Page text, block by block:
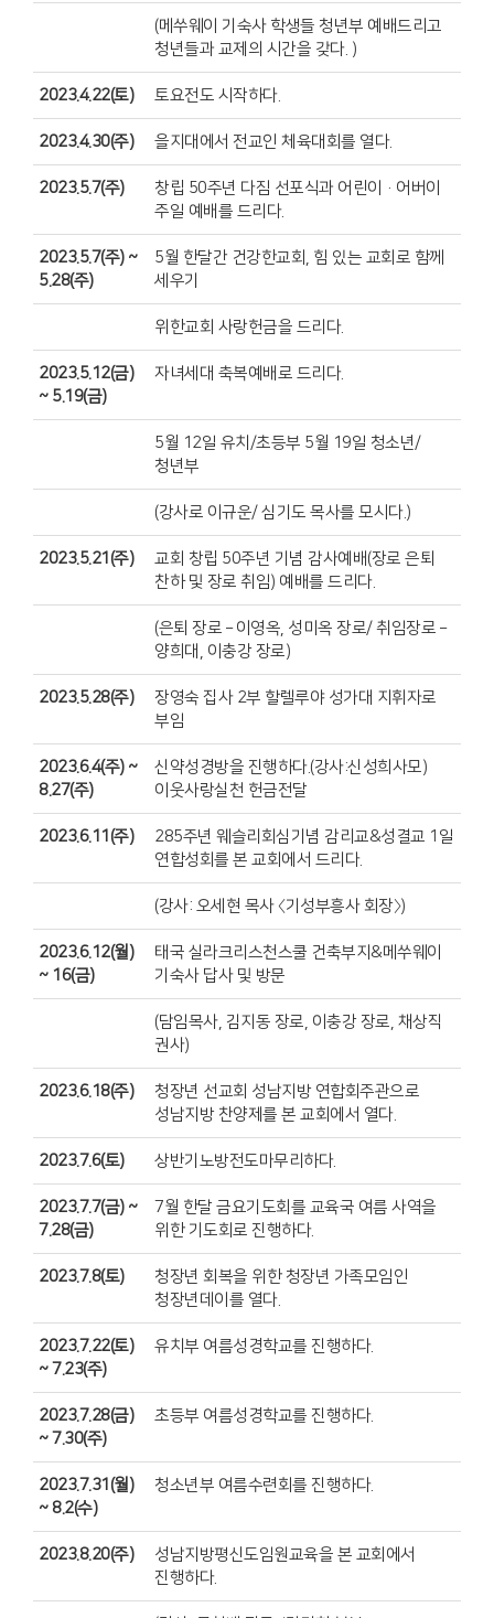
(메쑤웨이 기숙사 학생들 청년부 예배드리고
청년들과 교제의 시간을 갖다. )
2023.4.22(토) 토요전도 시작하다.
2023.4.30(주) 을지대에서 전교인 체육대회를 열다.
2023.5.7(주)
창립 50주년 다짐 선포식과 어린이·어버이
주일 예배를 드리다.
2023.5.7(주) ~
5.28(주)
5월 한달간 건강한교회, 힘 있는 교회로 함께
세우기
위한교회 사랑헌금을 드리다.
2023.5.12(금)
~ 5.19(금)
자녀세대 축복예배로 드리다.
5월 12일 유치/초등부 5월 19일 청소년/
청년부
(강사로 이규운/ 심기도 목사를 모시다.)
2023.5.21(주)
교회 창립 50주년 기념 감사예배(장로 은퇴
찬하 및 장로 취임) 예배를 드리다.
(은퇴 장로 – 이영옥, 성미옥 장로/ 취임장로 –
양희대, 이충강 장로)
2023.5.28(주)
장영숙 집사 2부 할렐루야 성가대 지휘자로
부임
2023.6.4(주) ~
8.27(주)
신약성경방을 진행하다.(강사:신성희사모)
이웃사랑실천 헌금전달
2023.6.11(주)
285주년 웨슬리회심기념 감리교&성결교 1일
연합성회를 본 교회에서 드리다.
(강사: 오세현 목사 〈기성부흥사 회장〉)
2023.6.12(월)
~ 16(금)
태국 실라크리스천스쿨 건축부지&메쑤웨이
기숙사 답사 및 방문
(담임목사, 김지동 장로, 이충강 장로, 채상직
권사)
2023.6.18(주)
청장년 선교회 성남지방 연합회주관으로
성남지방 찬양제를 본 교회에서 열다.
2023.7.6(토) 상반기노방전도마무리하다.
2023.7.7(금) ~
7.28(금)
7월 한달 금요기도회를 교육국 여름 사역을
위한 기도회로 진행하다.
2023.7.8(토)
청장년 회복을 위한 청장년 가족모임인
청장년데이를 열다.
2023.7.22(토)
~ 7.23(주)
유치부 여름성경학교를 진행하다.
2023.7.28(금)
~ 7.30(주)
초등부 여름성경학교를 진행하다.
2023.7.31(월)
~ 8.2(수)
청소년부 여름수련회를 진행하다.
2023.8.20(주)
성남지방평신도임원교육을 본 교회에서
진행하다.